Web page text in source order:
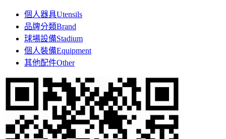
個人器具Utensils
品牌分類Brand
球場設備Stadium
個人裝備Equipment
其他配件Other